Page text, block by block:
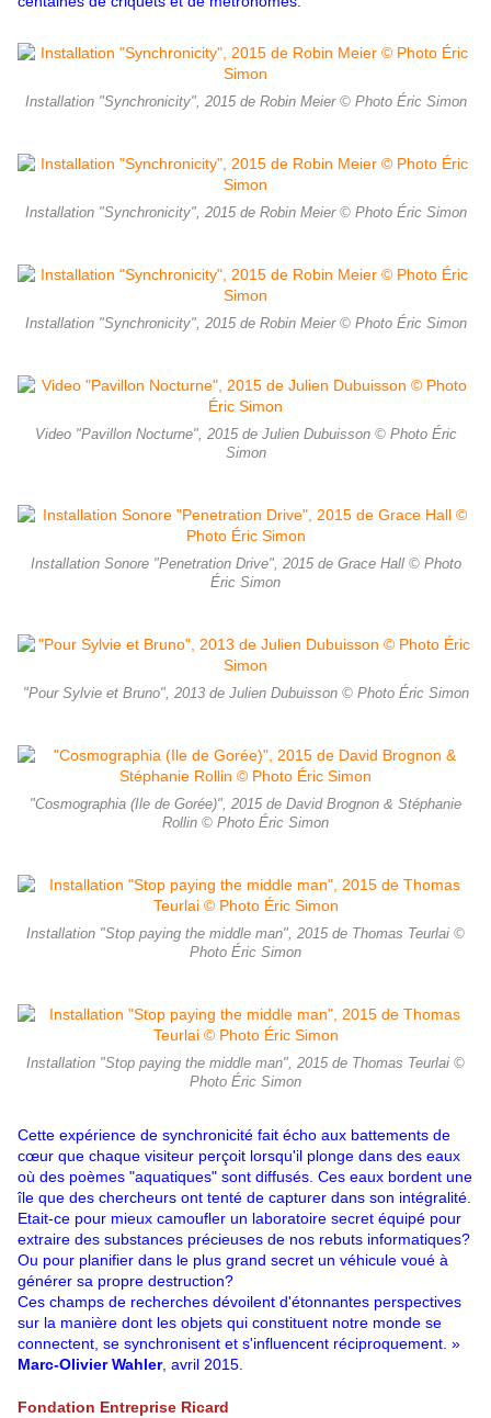
Installation "Synchronicity", 2015 de Robin Meier © Photo Éric Simon
Installation "Synchronicity", 2015 de Robin Meier © Photo Éric Simon
Installation "Synchronicity", 2015 de Robin Meier © Photo Éric Simon
Video "Pavillon Nocturne", 2015 de Julien Dubuisson © Photo Éric
Simon
Installation Sonore "Penetration Drive", 2015 de Grace Hall © Photo
Éric Simon
"Pour Sylvie et Bruno", 2013 de Julien Dubuisson © Photo Éric Simon
"Cosmographia (Ile de Gorée)", 2015 de David Brognon & Stéphanie
Rollin © Photo Éric Simon
Installation "Stop paying the middle man", 2015 de Thomas Teurlai ©
Photo Éric Simon
Installation "Stop paying the middle man", 2015 de Thomas Teurlai ©
Photo Éric Simon
Cette expérience de synchronicité fait écho aux battements de
cœur que chaque visiteur perçoit lorsqu'il plonge dans des eaux
où des poèmes "aquatiques" sont diffusés. Ces eaux bordent une
île que des chercheurs ont tenté de capturer dans son intégralité.
Etait-ce pour mieux camoufler un laboratoire secret équipé pour
extraire des substances précieuses de nos rebuts informatiques?
Ou pour planifier dans le plus grand secret un véhicule voué à
générer sa propre destruction?
Ces champs de recherches dévoilent d'étonnantes perspectives
sur la manière dont les objets qui constituent notre monde se
connectent, se synchronisent et s'influencent réciproquement. »
Marc-Olivier Wahler, avril 2015.
Fondation Entreprise Ricard